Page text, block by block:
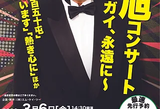
①株式会社エム・ケイ・ツー
TEL：03-5637-7500（平日11:00-16:00）
email：mk2@road.ocn.ne.jp
―お申込み方法―
お支払い：振込のみ
チケットの準備次第請求書をお送りし、お振込確認後
チケットを郵送いたします。
以下の内容を電話またはメールにてお知らせください
・チケットの券種及び枚数
・お名前